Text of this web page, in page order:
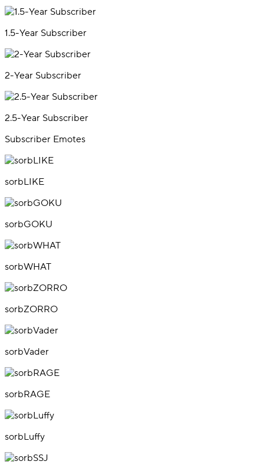
1.5-Year Subscriber
2-Year Subscriber
2.5-Year Subscriber
Subscriber Emotes
sorbLIKE
sorbGOKU
sorbWHAT
sorbZORRO
sorbVader
sorbRAGE
sorbLuffy